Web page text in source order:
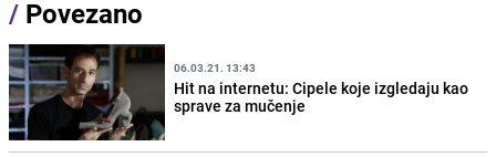
/ Povezano
06.03.21. 13:43
Hit na internetu: Cipele koje izgledaju kao
sprave za mučenje